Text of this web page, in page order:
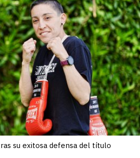
su exitosa defensa del título